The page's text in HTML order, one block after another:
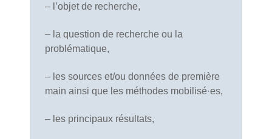
– l’objet de recherche,
– la question de recherche ou la
problématique,
– les sources et/ou données de première
main ainsi que les méthodes mobilisé·es,
– les principaux résultats,